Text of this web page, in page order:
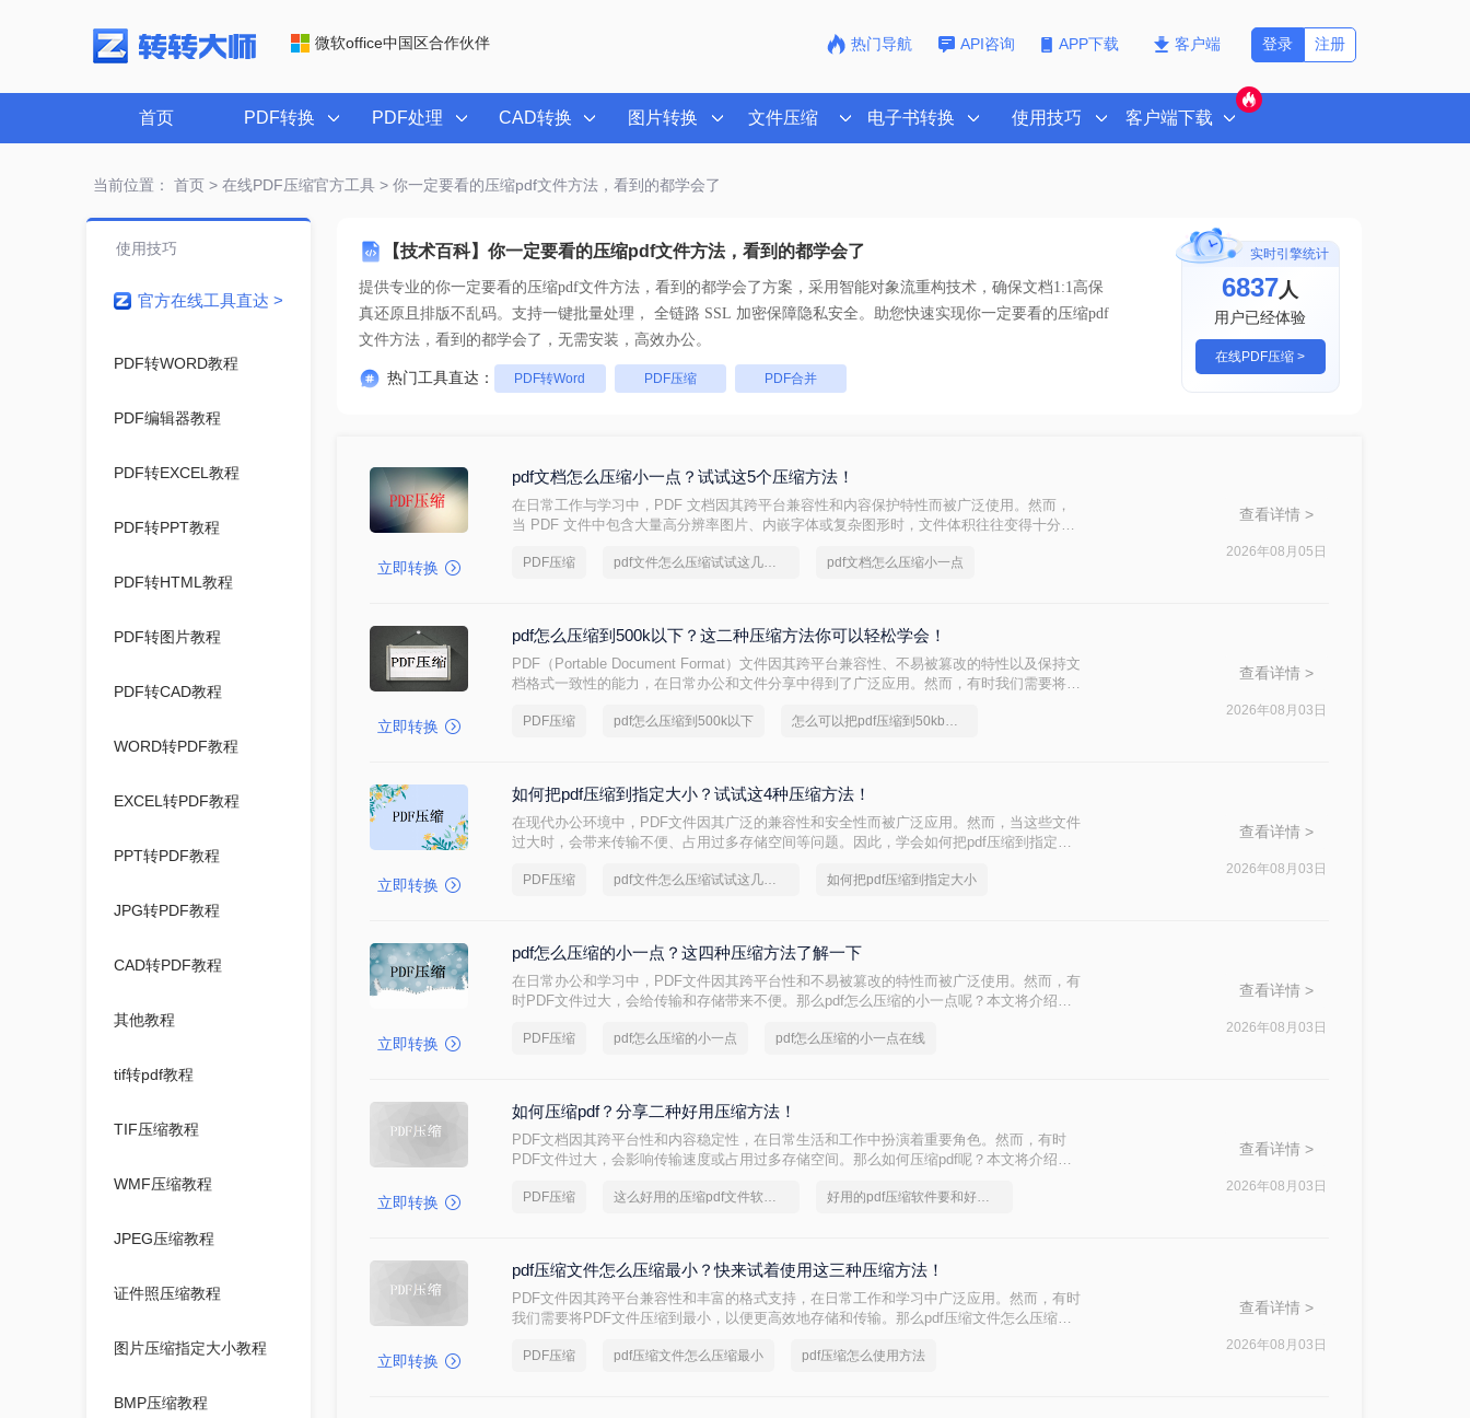
微软office中国区合作伙伴 热门导航 API咨询 APP下载 客户端 注册
登录
首页 PDF转换 PDF处理 CAD转换 图片转换 文件压缩 电子书转换 使用技巧 客户端下载
当前位置： 首页> 在线PDF压缩官方工具> 你一定要看的压缩pdf文件方法，看到的都学会了
【技术百科】你一定要看的压缩pdf文件方法，看到的都学会了
提供专业的你一定要看的压缩pdf文件方法，看到的都学会了方案，采用智能对象流重构技术，确保文档1:1高保
真还原且排版不乱码。支持一键批量处理， 全链路 SSL 加密保障隐私安全。助您快速实现你一定要看的压缩pdf
文件方法，看到的都学会了 ，无需安装，高效办公。
热门工具直达： PDF转Word PDF压缩 PDF合并
实时引擎统计
6842人
用户已经体验
在线PDF压缩 >
使用技巧
官方在线工具直达 >
PDF转WORD教程
PDF编辑器教程
PDF转EXCEL教程
PDF转PPT教程
PDF转HTML教程
PDF转图片教程
PDF转CAD教程
WORD转PDF教程
EXCEL转PDF教程
PPT转PDF教程
JPG转PDF教程
CAD转PDF教程
其他教程
tif转pdf教程
TIF压缩教程
WMF压缩教程
JPEG压缩教程
证件照压缩教程
图片压缩指定大小教程
BMP压缩教程
立即转换
pdf文档怎么压缩小一点？试试这5个压缩方法！
在日常工作与学习中，PDF 文档因其跨平台兼容性和内容保护特性而被广泛使用。然而，
当 PDF 文件中包含大量高分辨率图片、内嵌字体或复杂图形时，文件体积往往变得十分庞
PDF 文档怎么压缩小一点呢？本文从压缩效果、操作难度、处理速度、隐私安全四个维
PDF压缩 pdf文件怎么压缩试试这几个方法 pdf文档怎么压缩小一点
查看详情 >
2026年08月05日
立即转换
pdf怎么压缩到500k以下？这二种压缩方法你可以轻松学会！
PDF（Portable Document Format）文件因其跨平台兼容性、不易被篡改的特性以及保持文
档格式一致性的能力，在日常办公和文件分享中得到了广泛应用。然而，有时我们需要将
本文将介绍两种将PDF文件压缩到500K以下的方法。
PDF压缩 pdf怎么压缩到500k以下 怎么可以把pdf压缩到50kb以下
查看详情 >
2026年08月03日
立即转换
如何把pdf压缩到指定大小？试试这4种压缩方法！
在现代办公环境中，PDF文件因其广泛的兼容性和安全性而被广泛应用。然而，当这些文件
过大时，会带来传输不便、占用过多存储空间等问题。因此，学会如何把pdf压缩到指定大
PDF压缩 pdf文件怎么压缩试试这几个方法 如何把pdf压缩到指定大小
查看详情 >
2026年08月03日
立即转换
pdf怎么压缩的小一点？这四种压缩方法了解一下
在日常办公和学习中，PDF文件因其跨平台性和不易被篡改的特性而被广泛使用。然而，有
时PDF文件过大，会给传输和存储带来不便。那么pdf怎么压缩的小一点呢？本文将介绍四
PDF压缩 pdf怎么压缩的小一点 pdf怎么压缩的小一点在线
查看详情 >
2026年08月03日
立即转换
如何压缩pdf？分享二种好用压缩方法！
PDF文档因其跨平台性和内容稳定性，在日常生活和工作中扮演着重要角色。然而，有时
PDF文件过大，会影响传输速度或占用过多存储空间。那么如何压缩pdf呢？本文将介绍两
PDF压缩 这么好用的压缩pdf文件软件，我一定要分享 好用的pdf压缩软件要和好朋友分享
查看详情 >
2026年08月03日
立即转换
pdf压缩文件怎么压缩最小？快来试着使用这三种压缩方法！
PDF文件因其跨平台兼容性和丰富的格式支持，在日常工作和学习中广泛应用。然而，有时
我们需要将PDF文件压缩到最小，以便更高效地存储和传输。那么pdf压缩文件怎么压缩最
PDF压缩 pdf压缩文件怎么压缩最小 pdf压缩怎么使用方法
查看详情 >
2026年08月03日